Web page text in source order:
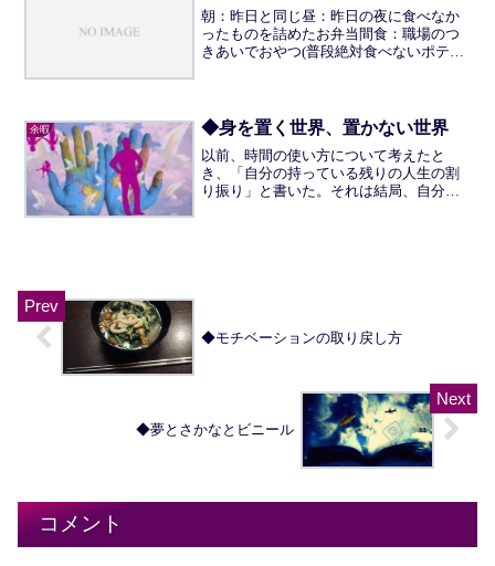
朝：昨日と同じ昼：昨日の夜に食べなか
ったものを詰めたお弁当間食：職場のつ
きあいでおやつ(普段絶対食べないポテ
効果なのか、これで...
余暇 ◆身を置く世界、置かない世界
以前、時間の使い方について考えたと
き、「自分の持っている残りの人生の割
り振り」と書いた。それは結局、自分の
◆モチベーションの取り戻し方
◆夢とさかなとビニール
コメント